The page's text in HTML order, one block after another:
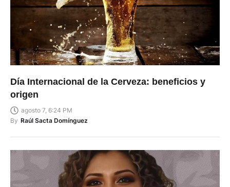
Día Internacional de la Cerveza: beneficios y
origen
agosto 7, 6:24 PM
By Raúl Sacta Domínguez